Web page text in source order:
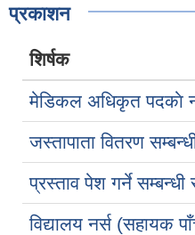
प्रकाशन
शिर्षक
मेडिकल अधिकृत पदकाे
जस्तापाता वितरण
प्रस्ताव पेश गर्ने
विद्यालय नर्स (सहायक